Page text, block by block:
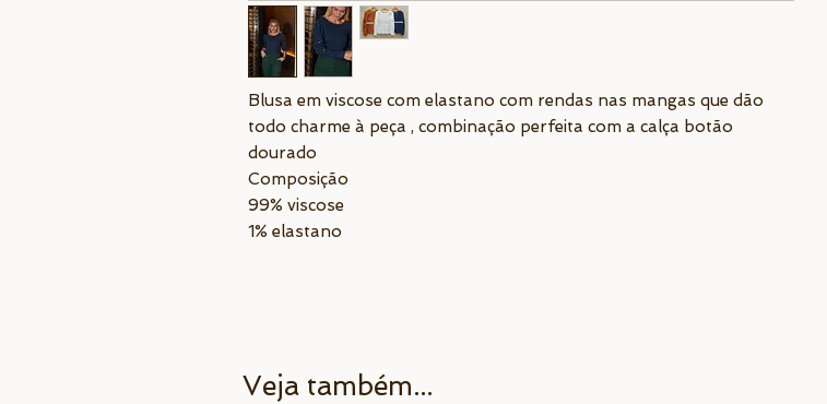
Blusa em viscose com elastano com rendas nas mangas que dão
todo charme à peça , combinação perfeita com a calça botão
dourado
Composição
99% viscose
1% elastano
Veja também...